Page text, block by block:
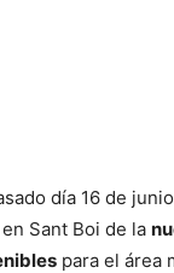
día 16 de
Sant Boi de la
para el área